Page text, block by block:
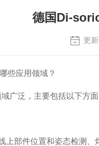
德国Di-
更
些应用领域？
广泛，主要包括以下方面
上部件位置和姿态检测